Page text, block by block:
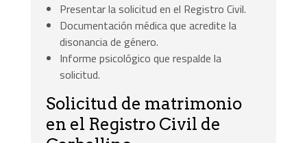
Presentar la solicitud en el Registro Civil.
Documentación médica que acredite la
disonancia de género.
Informe psicológico que respalde la
solicitud.
Solicitud de matrimonio
en el Registro Civil de